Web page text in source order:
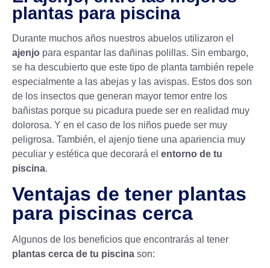
plantas para piscina
Durante muchos años nuestros abuelos utilizaron el
ajenjo para espantar las dañinas polillas. Sin embargo,
se ha descubierto que este tipo de planta también repele
especialmente a las abejas y las avispas. Estos dos son
de los insectos que generan mayor temor entre los
bañistas porque su picadura puede ser en realidad muy
dolorosa. Y en el caso de los niños puede ser muy
peligrosa. También, el ajenjo tiene una apariencia muy
peculiar y estética que decorará el entorno de tu
piscina.
Ventajas de tener plantas
para piscinas cerca
Algunos de los beneficios que encontrarás al tener
plantas cerca de tu piscina son: